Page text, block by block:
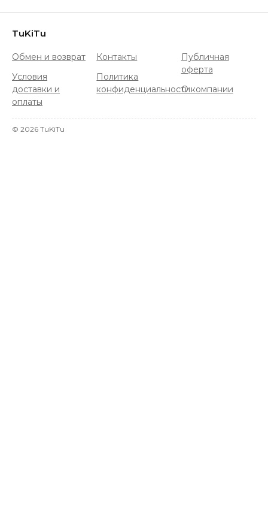
TuKiTu
Обмен и возврат
Условия
доставки и
оплаты
Контакты
Политика
конфиденциальности
Публичная
оферта
О компании
© 2026 TuKiTu